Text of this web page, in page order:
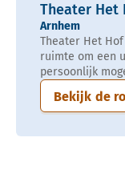
Theater Het
Arnhem
Theater Het
ruimte om een
persoonlijk
Bekijk de